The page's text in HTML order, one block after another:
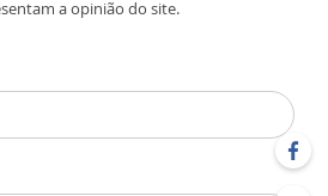
a opinião do site.